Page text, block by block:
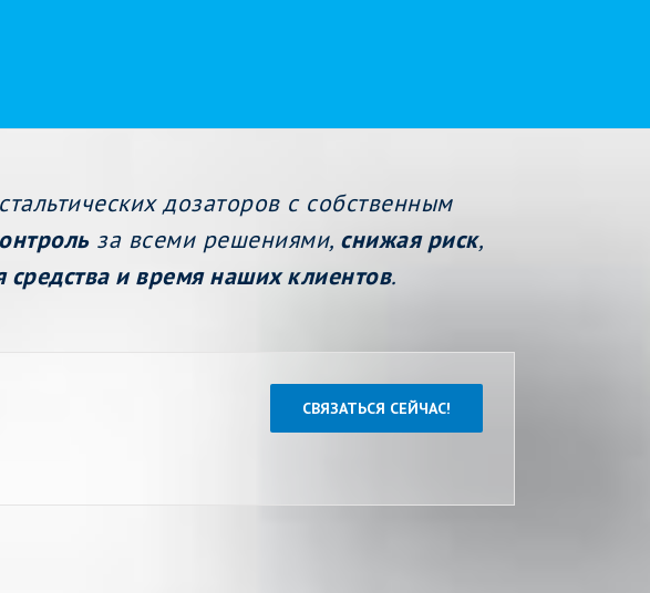
дозаторов с собственным
за всеми решениями, снижая риск,
средства и время наших клиентов.
СВЯЗАТЬСЯ СЕЙЧАС!